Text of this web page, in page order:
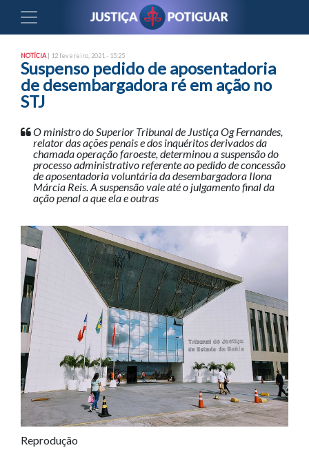
NOTÍCIA | 12 fevereiro, 2021 - 15:25
Suspenso pedido de aposentadoria
de desembargadora ré em ação no
STJ
O ministro do Superior Tribunal de Justiça Og Fernandes,
relator das ações penais e dos inquéritos derivados da
chamada operação faroeste, determinou a suspensão do
processo administrativo referente ao pedido de concessão
de aposentadoria voluntária da desembargadora Ilona
Márcia Reis. A suspensão vale até o julgamento final da
ação penal a que ela e outras
Reprodução